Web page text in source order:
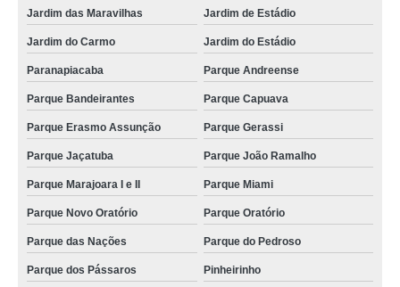
Jardim das Maravilhas Jardim de Estádio
Jardim do Carmo Jardim do Estádio
Paranapiacaba Parque Andreense
Parque Bandeirantes Parque Capuava
Parque Erasmo Assunção Parque Gerassi
Parque Jaçatuba Parque João Ramalho
Parque Marajoara I e II Parque Miami
Parque Novo Oratório Parque Oratório
Parque das Nações Parque do Pedroso
Parque dos Pássaros Pinheirinho